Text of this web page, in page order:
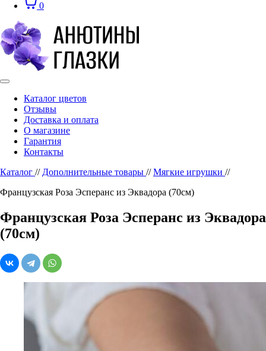
0
Каталог цветов
Отзывы
Доставка и оплата
О магазине
Гарантия
Контакты
Каталог // Дополнительные товары // Мягкие игрушки //
Французская Роза Эсперанс из Эквадора (70см)
Французская Роза Эсперанс из Эквадора
(70см)